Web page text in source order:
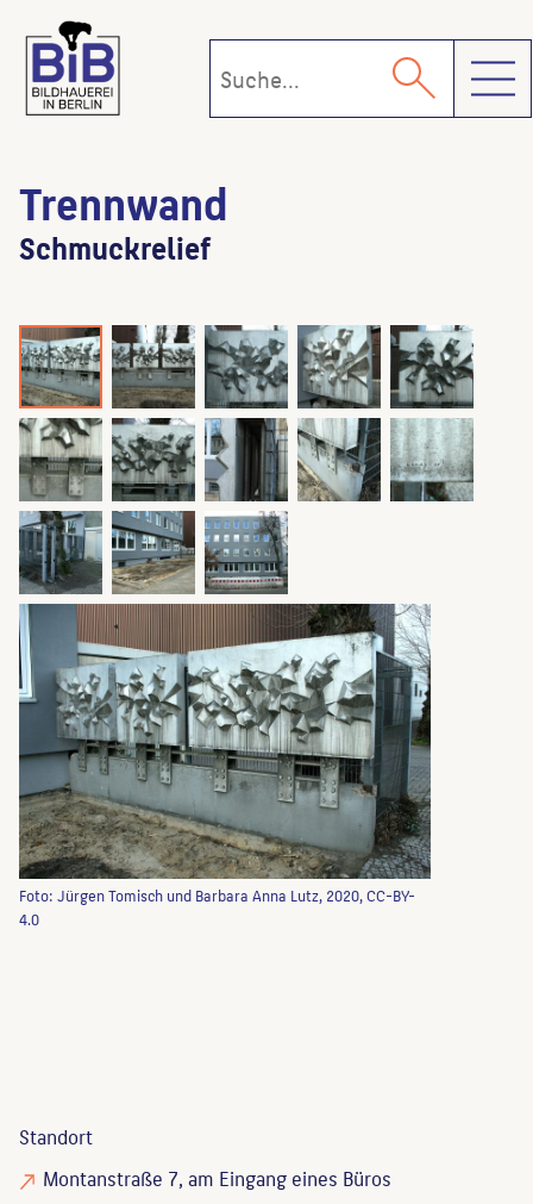
Trennwand
Schmuckrelief
Foto: Jürgen Tomisch und Barbara Anna Lutz, 2020, CC-BY-
4.0
Standort
Montanstraße 7, am Eingang eines Büros